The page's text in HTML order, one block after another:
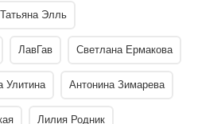
Татьяна Элль
ЛавГав Светлана Ермакова
Улитина Антонина Зимарева
Лилия Родник